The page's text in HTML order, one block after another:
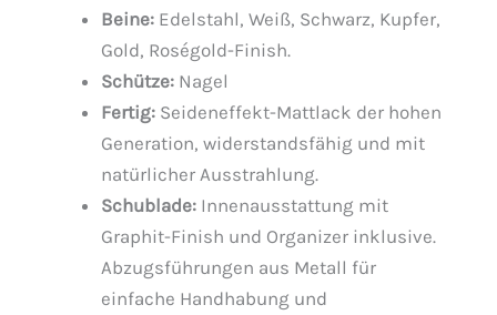
Beine: Edelstahl, Weiß, Schwarz, Kupfer,
Gold, Roségold-Finish.
Schütze: Nagel
Fertig: Seideneffekt-Mattlack der hohen
Generation, widerstandsfähig und mit
natürlicher Ausstrahlung.
Schublade: Innenausstattung mit
Graphit-Finish und Organizer inklusive.
Abzugsführungen aus Metall für
einfache Handhabung und